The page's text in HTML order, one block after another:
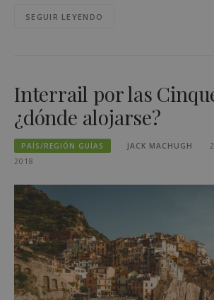
SEGUIR LEYENDO
Interrail por las
¿dónde alojarse?
PAÍS/REGIÓN GUÍAS JACK MACHUGH
2018